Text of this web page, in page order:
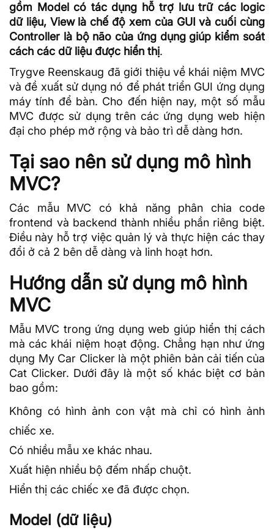
gồm Model có tác dụng hỗ trợ lưu trữ các logic
dữ liệu, View là chế độ xem của GUI và cuối cùng
Controller là bộ não của ứng dụng giúp kiểm soát
cách các dữ liệu được hiển thị.
Trygve Reenskaug đã giới thiệu về khái niệm MVC
và đề xuất sử dụng nó để phát triển GUI ứng dụng
máy tính để bàn. Cho đến hiện nay, một số mẫu
MVC được sử dụng trên các ứng dụng web hiện
đại cho phép mở rộng và bảo trì dễ dàng hơn.
Tại sao nên sử dụng mô hình
MVC?
Các mẫu MVC có khả năng phân chia code
frontend và backend thành nhiều phần riêng biệt.
Điều này hỗ trợ việc quản lý và thực hiện các thay
đổi ở cả 2 bên dễ dàng và linh hoạt hơn.
Hướng dẫn sử dụng mô hình
MVC
Mẫu MVC trong ứng dụng web giúp hiển thị cách
mà các khái niệm hoạt động. Chẳng hạn như ứng
dụng My Car Clicker là một phiên bản cải tiến của
Cat Clicker. Dưới đây là một số khác biệt cơ bản
bao gồm:
Không có hình ảnh con vật mà chỉ có hình ảnh
chiếc xe.
Có nhiều mẫu xe khác nhau.
Xuất hiện nhiều bộ đếm nhấp chuột.
Hiển thị các chiếc xe đã được chọn.
Model (dữ liệu)